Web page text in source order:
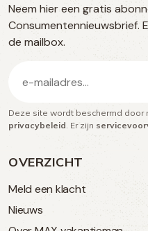
OVERZICHT
Meld een klacht
Nieuws
social
media
Neem hier een gratis
Consumentennieuwsbrief.
de mailbox.
mailadres
(Vereist)
Deze site wordt beschermd door
privacybeleid . Er zijn